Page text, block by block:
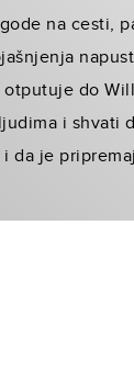
na cesti,
do
i
da je